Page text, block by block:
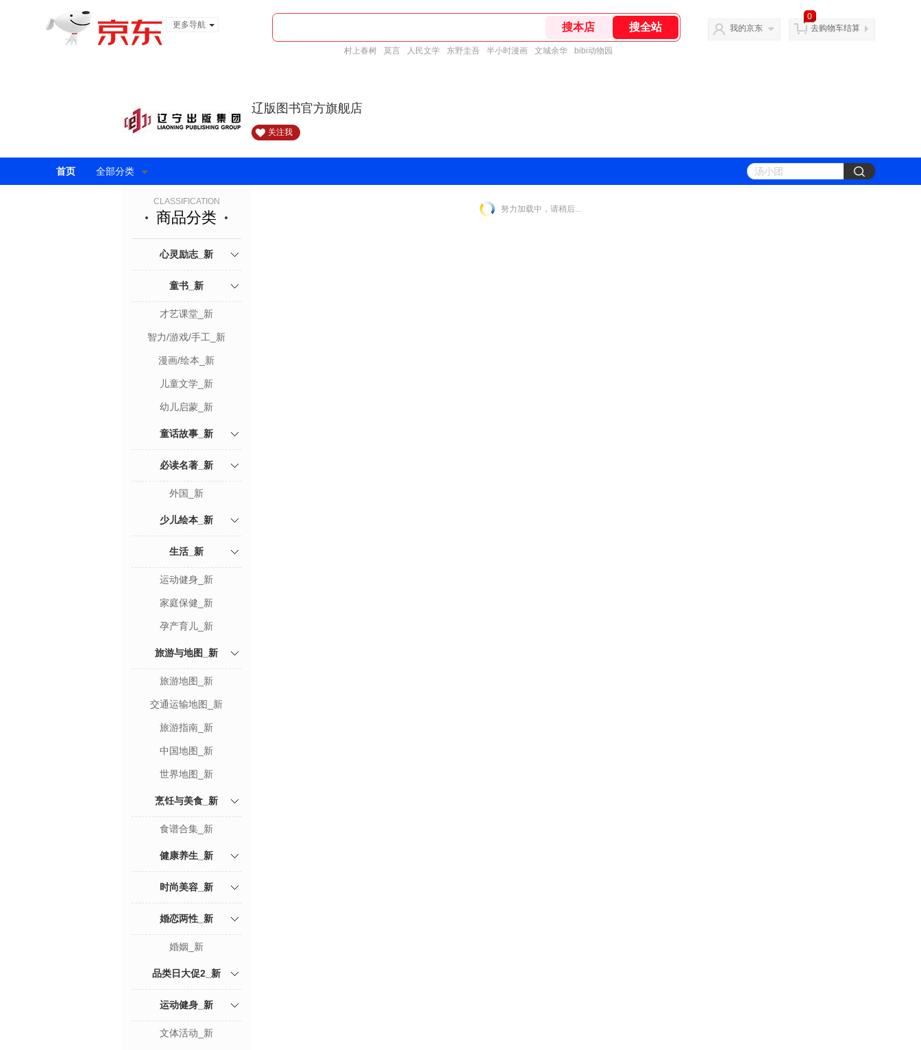
更多导航
村上春树 莫言 人民文学 东野圭吾 半小时漫画 文城余华 bibi动物园
我的京东
0
去购物车结算
辽版图书官方旗舰店
关注我
首页 全部分类
CLASSIFICATION
商品分类
心灵励志_新
童书_新
才艺课堂_新
智力/游戏/手工_新
漫画/绘本_新
儿童文学_新
幼儿启蒙_新
童话故事_新
必读名著_新
外国_新
少儿绘本_新
生活_新
运动健身_新
家庭保健_新
孕产育儿_新
旅游与地图_新
旅游地图_新
交通运输地图_新
旅游指南_新
中国地图_新
世界地图_新
烹饪与美食_新
食谱合集_新
健康养生_新
时尚美容_新
婚恋两性_新
婚姻_新
品类日大促2_新
运动健身_新
文体活动_新
努力加载中，请稍后...